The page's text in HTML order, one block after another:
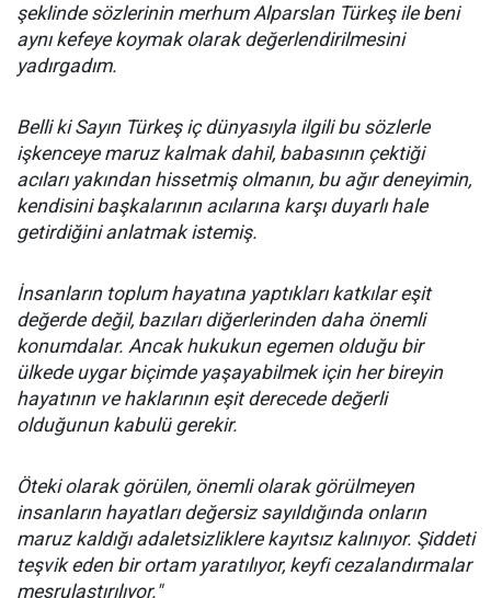
şeklinde sözlerinin merhum Alparslan Türkeş ile beni
aynı kefeye koymak olarak değerlendirilmesini
yadırgadım.
Belli ki Sayın Türkeş iç dünyasıyla ilgili bu sözlerle
işkenceye maruz kalmak dahil, babasının çektiği
acıları yakından hissetmiş olmanın, bu ağır deneyimin,
kendisini başkalarının acılarına karşı duyarlı hale
getirdiğini anlatmak istemiş.
İnsanların toplum hayatına yaptıkları katkılar eşit
değerde değil, bazıları diğerlerinden daha önemli
konumdalar. Ancak hukukun egemen olduğu bir
ülkede uygar biçimde yaşayabilmek için her bireyin
hayatının ve haklarının eşit derecede değerli
olduğunun kabulü gerekir.
Öteki olarak görülen, önemli olarak görülmeyen
insanların hayatları değersiz sayıldığında onların
maruz kaldığı adaletsizliklere kayıtsız kalınıyor. Şiddeti
teşvik eden bir ortam yaratılıyor, keyfi cezalandırmalar
meşrulaştırılıyor."